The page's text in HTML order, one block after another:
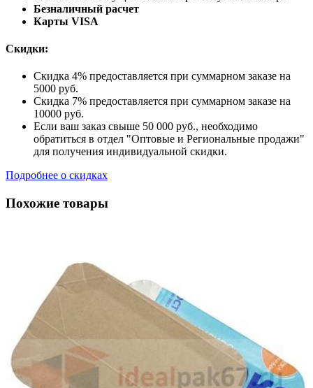
Безналичный расчет
Карты VISA
Скидки:
Скидка 4% предоставляется при суммарном заказе на
5000 руб.
Скидка 7% предоставляется при суммарном заказе на
10000 руб.
Если ваш заказ свыше 50 000 руб., необходимо
обратиться в отдел "Оптовые и Региональные продажи"
для получения индивидуальной скидки.
Подробнее о скидках
Похожие товары